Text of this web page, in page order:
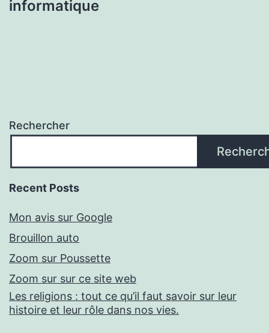
informatique
Rechercher
Recent Posts
Mon avis sur Google
Brouillon auto
Zoom sur Poussette
Zoom sur sur ce site web
Les religions : tout ce qu’il faut savoir sur leur
histoire et leur rôle dans nos vies.